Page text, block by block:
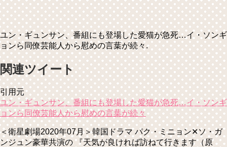
ユン・ギュンサン、番組にも登場した愛猫が急死…イ・ソンギ
ョンら同僚芸能人から慰めの言葉が続々.
関連ツイート
引用元
ユン・ギュンサン、番組にも登場した愛猫が急死…イ・ソンギ
ョンら同僚芸能人から慰めの言葉が続々
＜衛星劇場2020年07月＞韓国ドラマ パク・ミニョン✕ソ・ガ
ンジュン豪華共演の 『天気が良ければ訪ねて行きます（原